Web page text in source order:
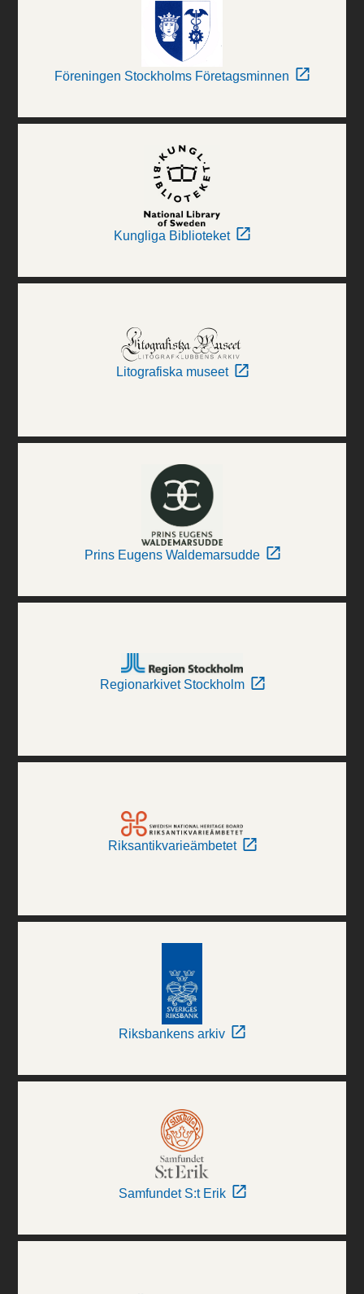
Föreningen Stockholms Företagsminnen
Kungliga Biblioteket
Litografiska museet
Prins Eugens Waldemarsudde
Regionarkivet Stockholm
Riksantikvarieämbetet
Riksbankens arkiv
Samfundet S:t Erik